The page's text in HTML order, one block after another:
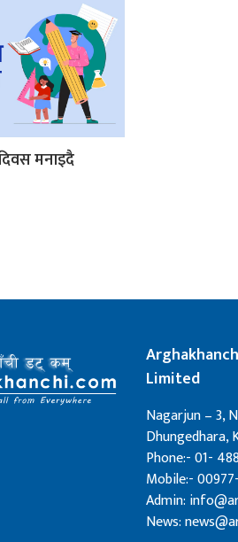
दिवस मनाइदै
Limited
Nagarjun – 3,
Dhungedhara,
Phone:- 01-
Mobile:-
Admin:
News: